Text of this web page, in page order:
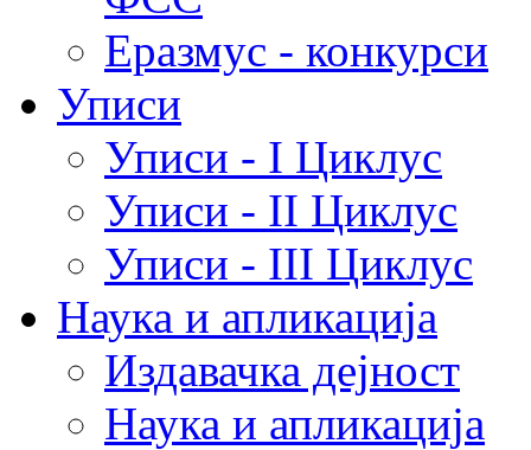
Еразмус - конкурси
Уписи
Уписи - I Циклус
Уписи - II Циклус
Уписи - III Циклус
Наука и апликација
Издавачка дејност
Наука и апликација